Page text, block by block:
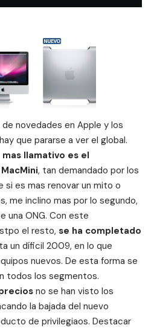
novedades en Apple y los
que pararse a ver el global.
mas llamativo es el
, tan demandado por los
si es mas renovar un mito o
me inclino mas por lo segundo,
una ONG. Con este
el resto, se ha completado
un díficil 2009, en lo que
nuevos. De esta forma se
todos los segmentos.
no se han visto los
la bajada del nuevo
de privilegiaos. Destacar